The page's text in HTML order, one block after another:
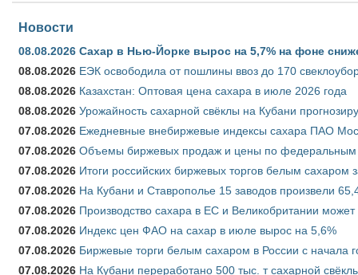
Новости
08.08.2026 Сахар в Нью-Йорке вырос на 5,7% на фоне
08.08.2026 ЕЭК освободила от пошлины ввоз до 170
08.08.2026 Казахстан: Оптовая цена сахара в июле 2026 года
08.08.2026 Урожайность сахарной свёклы на Кубани
07.08.2026 Ежедневные внебиржевые индексы сахара ПАО
07.08.2026 Объемы биржевых продаж и цены по федеральным
07.08.2026 Итоги российских биржевых торгов белым сахаром
07.08.2026 На Кубани и Ставрополье 15 заводов произвели
07.08.2026 Производство сахара в ЕС и Великобритании
07.08.2026 Индекс цен ФАО на сахар в июле вырос на 5,6%
07.08.2026 Биржевые торги белым сахаром в России с начала
07.08.2026 На Кубани переработано 500 тыс. т сахарной